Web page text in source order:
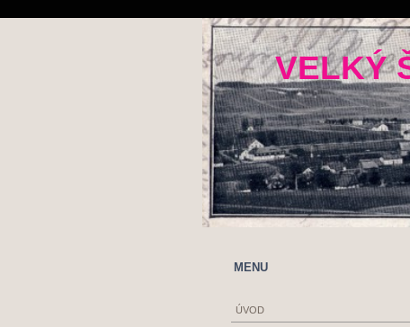
VELKÝ
MENU
ÚVOD